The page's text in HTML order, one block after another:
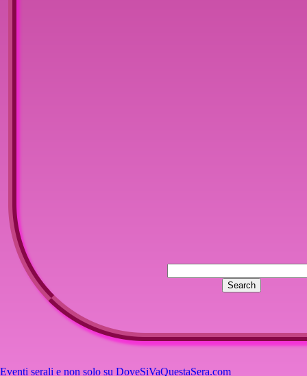
Eventi serali e non solo su DoveSiVaQuestaSera.com